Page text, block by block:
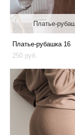
Платье-
Платье-рубашка 16
250 pуб.